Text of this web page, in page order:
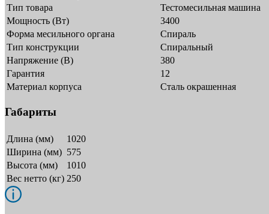
Тип товара
Тестомесильная машина
Мощность (Вт)
3400
Форма месильного органа
Спираль
Тип конструкции
Спиральный
Напряжение (В)
380
Гарантия
12
Материал корпуса
Сталь окрашенная
Габариты
Длина (мм)
1020
Ширина (мм) 575
Высота (мм)
1010
Вес нетто (кг) 250